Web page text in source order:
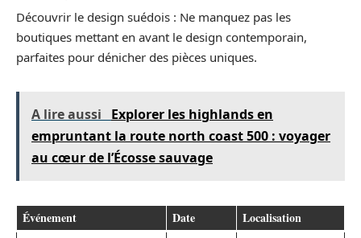
Découvrir le design suédois : Ne manquez pas les
boutiques mettant en avant le design contemporain,
parfaites pour dénicher des pièces uniques.
A lire aussi
Explorer les highlands en
empruntant la route north coast 500 : voyager
au cœur de l’Écosse sauvage
Événement Date Localisation